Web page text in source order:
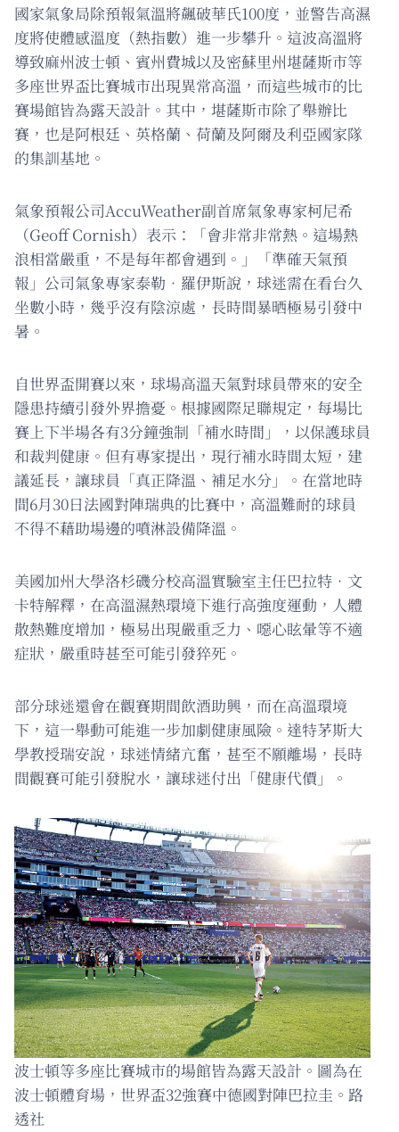
國家氣象局除預報氣溫將飆破華氏100度，並警告高濕
度將使體感溫度（熱指數）進一步攀升。這波高溫將
導致麻州波士頓、賓州費城以及密蘇里州堪薩斯市等
多座世界盃比賽城市出現異常高溫，而這些城市的比
賽場館皆為露天設計。其中，堪薩斯市除了舉辦比
賽，也是阿根廷、英格蘭、荷蘭及阿爾及利亞國家隊
的集訓基地。
氣象預報公司AccuWeather副首席氣象專家柯尼希
（Geoff Cornish）表示：「會非常非常熱。這場熱
浪相當嚴重，不是每年都會遇到。」「準確天氣預
報」公司氣象專家泰勒．羅伊斯說，球迷需在看台久
坐數小時，幾乎沒有陰涼處，長時間暴晒極易引發中
暑。
自世界盃開賽以來，球場高溫天氣對球員帶來的安全
隱患持續引發外界擔憂。根據國際足聯規定，每場比
賽上下半場各有3分鐘強制「補水時間」，以保護球員
和裁判健康。但有專家提出，現行補水時間太短，建
議延長，讓球員「真正降溫、補足水分」。在當地時
間6月30日法國對陣瑞典的比賽中，高溫難耐的球員
不得不藉助場邊的噴淋設備降溫。
美國加州大學洛杉磯分校高溫實驗室主任巴拉特．文
卡特解釋，在高溫濕熱環境下進行高強度運動，人體
散熱難度增加，極易出現嚴重乏力、噁心眩暈等不適
症狀，嚴重時甚至可能引發猝死。
部分球迷還會在觀賽期間飲酒助興，而在高溫環境
下，這一舉動可能進一步加劇健康風險。達特茅斯大
學教授瑞安說，球迷情緒亢奮，甚至不願離場，長時
間觀賽可能引發脫水，讓球迷付出「健康代價」。
波士頓等多座比賽城市的場館皆為露天設計。圖為在
波士頓體育場，世界盃32強賽中德國對陣巴拉圭。路
透社